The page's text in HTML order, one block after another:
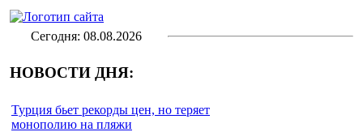
Сегодня: 08.08.2026
НОВОСТИ ДНЯ:
Турция бьет рекорды цен, но теряет
монополию на пляжи